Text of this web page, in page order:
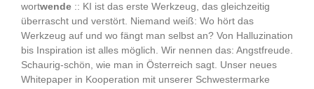
wortwende :: KI ist das erste Werkzeug, das gleichzeitig
überrascht und verstört. Niemand weiß: Wo hört das
Werkzeug auf und wo fängt man selbst an? Von Halluzination
bis Inspiration ist alles möglich. Wir nennen das: Angstfreude.
Schaurig-schön, wie man in Österreich sagt. Unser neues
Whitepaper in Kooperation mit unserer Schwestermarke